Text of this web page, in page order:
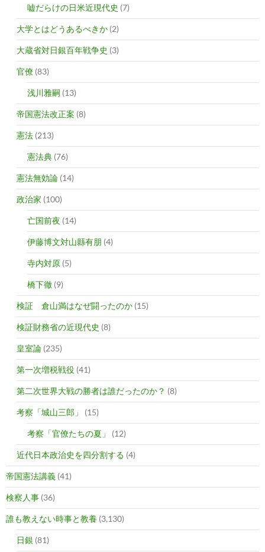
嘘だらけの日米近現代史 (7)
大学とはどうあるべきか (2)
大蔵省対日銀百年戦争史 (3)
官僚 (83)
浅川雅嗣 (13)
帝国憲法改正案 (8)
憲法 (213)
憲法典 (76)
憲法無効論 (14)
政治家 (100)
亡国前夜 (14)
伊藤博文対山縣有朋 (4)
寺内対原 (5)
橋下徹 (9)
検証 倉山満はなぜ闘ったのか (15)
検証財務省の近現代史 (8)
皇室論 (235)
第一次増税戦役 (41)
第二次世界大戦の勝者は誰だったのか？ (8)
考察「城山三郎」 (15)
考察「官僚たちの夏」 (12)
近代日本政治史を四分割する (4)
帝国憲法講義 (41)
検察人事 (36)
誰も教えない時事と教養 (3,130)
日銀 (81)